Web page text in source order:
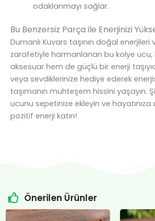
odaklanmayı sağlar.
Bu Benzersiz Parça ile Enerjinizi
Dumanlı Kuvars taşının doğal
zarafetiyle harmanlanan bu kolye ucu,
aksesuar hem de güçlü bir enerji
veya sevdiklerinize hediye ederek
taşımanın muhteşem hissini yaşayın.
ucunu sepetinize ekleyin ve hayatınıza
pozitif enerji katın!
Önerilen Ürünler
Orijinal
Şu